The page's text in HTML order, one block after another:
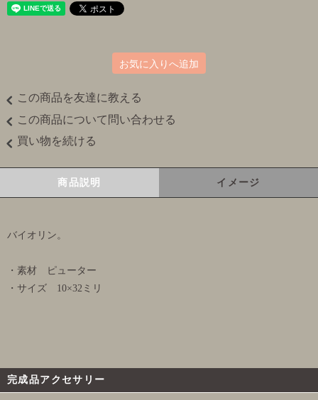
お気に入りへ追加
この商品を友達に教える
この商品について問い合わせる
買い物を続ける
商品説明 イメージ
バイオリン。
・素材 ピューター
・サイズ 10×32ミリ
完成品アクセサリー